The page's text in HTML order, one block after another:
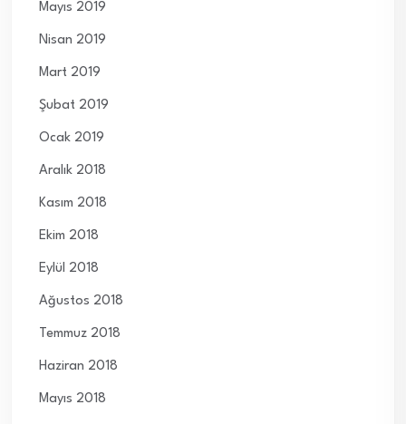
Mayıs 2019
Nisan 2019
Mart 2019
Şubat 2019
Ocak 2019
Aralık 2018
Kasım 2018
Ekim 2018
Eylül 2018
Ağustos 2018
Temmuz 2018
Haziran 2018
Mayıs 2018